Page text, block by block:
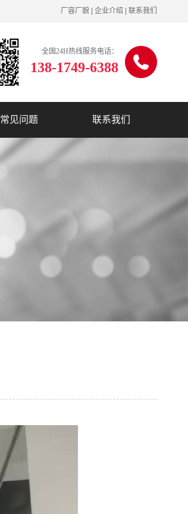
厂容厂貌 企业介绍 联系我们
全国24H热线服务电话：
138-1749-6388
常见问题 联系我们